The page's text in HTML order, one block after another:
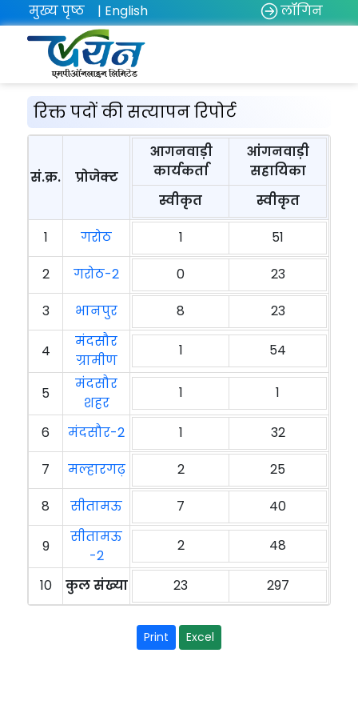
मुख्य पृष्ठ | English लॉगिन
रिक्त पदों की सत्यापन रिपोर्ट
सं.क्र. प्रोजेक्ट
आगनवाड़ी
कार्यकर्ता
आंगनवाड़ी
सहायिका
स्वीकृत
स्वीकृत
1
गरोठ 1
51
2
गरोठ-2 0
23
3
भानपुर 8 23
4
मंदसौर
ग्रामीण
1 54
5
मंदसौर
शहर
1 1
6 मंदसौर-2 1
32
7
मल्हारगढ़ 2
25
8
सीतामऊ 7 40
9
सीतामऊ
-2
2 48
10 कुल संख्या 23 297